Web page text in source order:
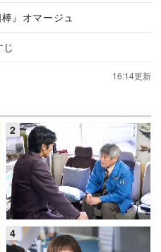
』オマージュ
16:14更新